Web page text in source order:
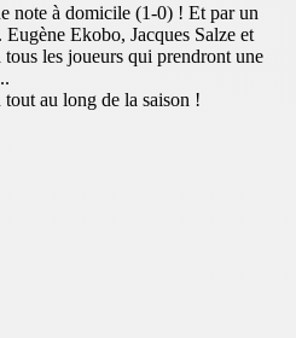
note à domicile (1-0) ! Et par un
Ekobo, Jacques Salze et
les joueurs qui prendront une
au long de la saison !